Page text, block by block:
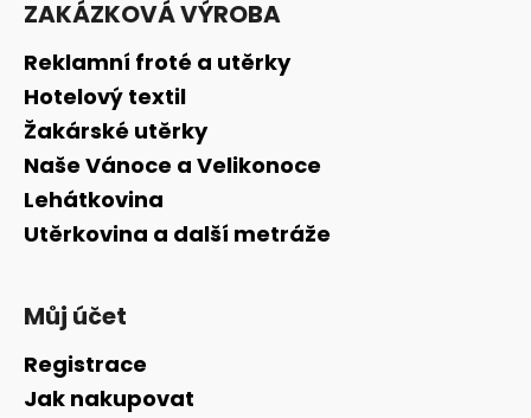
ZAKÁZKOVÁ VÝROBA
Reklamní froté a utěrky
Hotelový textil
Žakárské utěrky
Naše Vánoce a Velikonoce
Lehátkovina
Utěrkovina a další metráže
Můj účet
Registrace
Jak nakupovat